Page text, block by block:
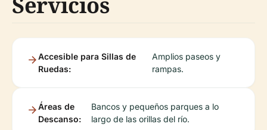
Accesible para Sillas de
Ruedas:
Amplios paseos y
rampas.
Áreas de
Descanso:
Bancos y pequeños parques a lo
largo de las orillas del río.